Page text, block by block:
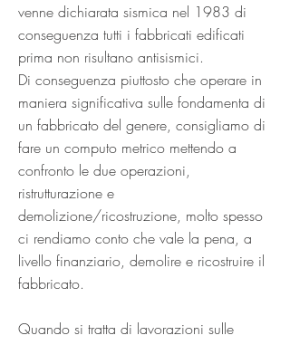
venne dichiarata sismica nel 1983 di
conseguenza tutti i fabbricati edificati
prima non risultano antisismici.
Di conseguenza piuttosto che operare in
maniera significativa sulle fondamenta di
un fabbricato del genere, consigliamo di
fare un computo metrico mettendo a
confronto le due operazioni,
ristrutturazione e
demolizione/ricostruzione, molto spesso
ci rendiamo conto che vale la pena, a
livello finanziario, demolire e ricostruire il
fabbricato.
Quando si tratta di lavorazioni sulle